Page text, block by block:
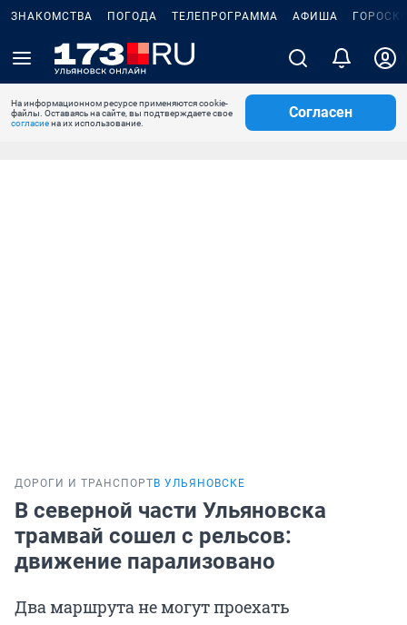
ЗНАКОМСТВА ПОГОДА ТЕЛЕПРОГРАММА АФИША
На информационном ресурсе применяются cookie-
файлы. Оставаясь на сайте, вы подтверждаете свое
согласиена их использование.
Согласен
ДОРОГИ И ТРАНСПОРТ В УЛЬЯНОВСКЕ
В северной части Ульяновска
трамвай сошел с рельсов:
движение парализовано
Два маршрута не могут проехать